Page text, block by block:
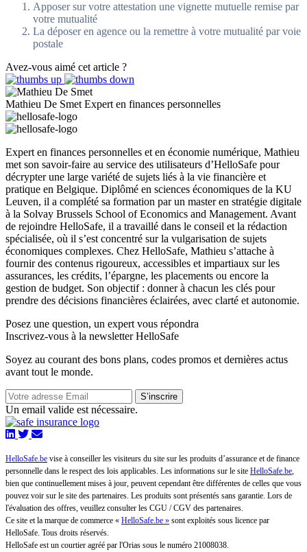
Apposer sur votre attestation une vignette mutuelle remise par
votre mutualité
La déposer en agence ou la remettre à votre mutualité par voie
postale
Avez-vous aimé cet article ?
Mathieu De Smet Expert en finances personnelles
Expert en finances personnelles et en économie numérique, Mathieu
met son savoir-faire au service des utilisateurs d’HelloSafe pour
décrypter une large variété de sujets liés à la vie financière et
pratique en Belgique. Diplômé en sciences économiques de la KU
Leuven, il a complété sa formation par un master en stratégie digitale
à la Solvay Brussels School of Economics and Management. Avant
de rejoindre HelloSafe, il a travaillé dans le conseil et la rédaction
spécialisée, où il s’est concentré sur la vulgarisation de sujets
économiques complexes. Chez HelloSafe, Mathieu s’attache à
fournir des contenus rigoureux, accessibles et impartiaux sur les
assurances, les crédits, l’épargne, les placements ou encore la
gestion de budget. Son objectif : donner à chacun les clés pour
prendre des décisions financières éclairées, avec clarté et autonomie.
Posez une question, un expert vous répondra
Inscrivez-vous à la newsletter HelloSafe
Soyez au courant des bons plans, codes promos et dernières actus
avant tout le monde.
S’inscrire
Un email valide est nécessaire.
HelloSafe.be vise à conseiller les visiteurs du site sur les produits d’assurance et de finance
personnelle dans le respect des lois applicables. Les informations sur le site HelloSafe.be,
bien que continuellement mises à jour, peuvent cependant être différentes de celles que vous
pouvez voir sur le site des partenaires. Les produits sont présentés sans garantie. Lors de
l'évaluation des offres, veuillez consulter les CGU / CGV des partenaires.
Ce site et la marque de commerce « HelloSafe.be » sont exploités sous licence par
HelloSafe. Tous droits réservés.
HelloSafe est un courtier agréé par l'Orias sous le numéro 21008038.